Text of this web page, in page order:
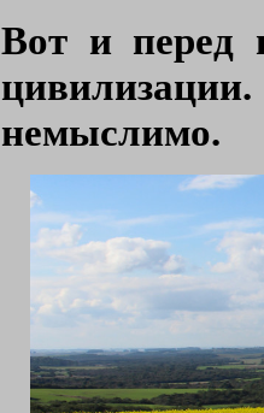
Вот и перед
немыслимо.